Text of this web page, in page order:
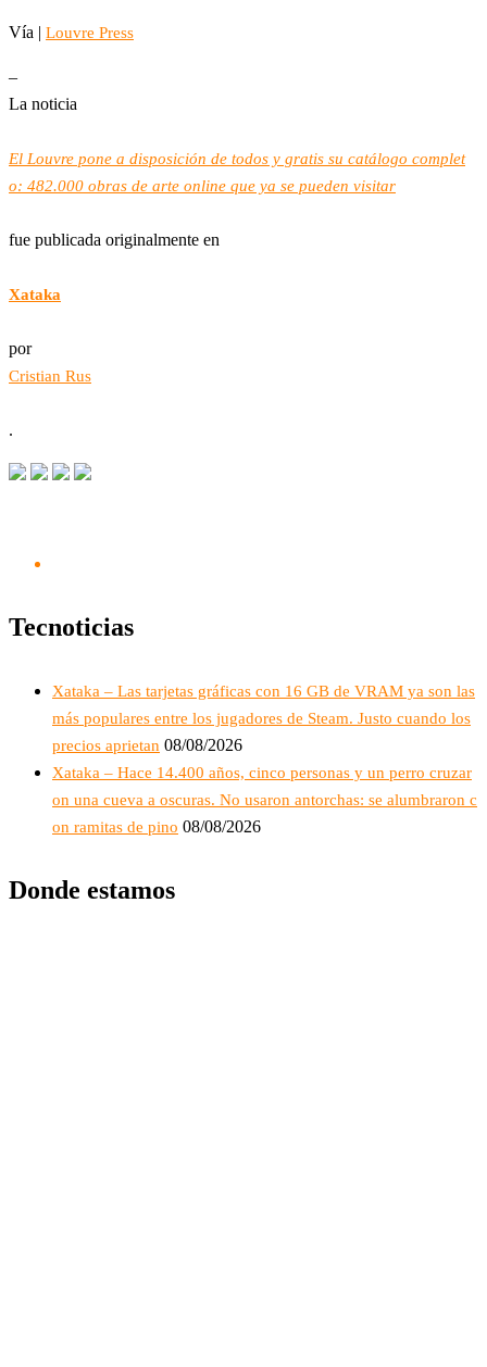
Vía | Louvre Press
–
La noticia
El Louvre pone a disposición de todos y gratis su catálogo complet
o: 482.000 obras de arte online que ya se pueden visitar
fue publicada originalmente en
Xataka
por
Cristian Rus
.
Tecnoticias
Xataka – Las tarjetas gráficas con 16 GB de VRAM ya son las
más populares entre los jugadores de Steam. Justo cuando los
precios aprietan 08/08/2026
Xataka – Hace 14.400 años, cinco personas y un perro cruzar
on una cueva a oscuras. No usaron antorchas: se alumbraron c
on ramitas de pino 08/08/2026
Donde estamos